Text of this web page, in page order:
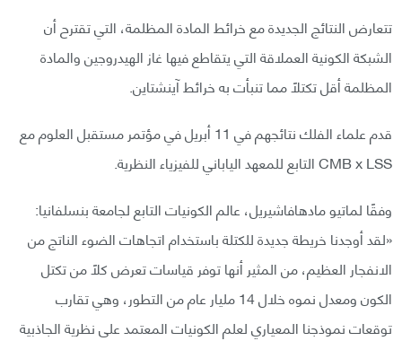
تتعارض النتائج الجديدة مع خرائط المادة المظلمة، التي تقترح أن
الشبكة الكونية العملاقة التي يتقاطع فيها غاز الهيدروجين والمادة
المظلمة أقل تكتلًا مما تنبأت به خرائط آينشتاين.
قدم علماء الفلك نتائجهم في 11 أبريل في مؤتمر مستقبل العلوم مع
CMB x LSS التابع للمعهد الياباني للفيزياء النظرية.
وفقًا لماتيو مادهافاشيريل، عالم الكونيات التابع لجامعة بنسلفانيا:
«لقد أوجدنا خريطة جديدة للكتلة باستخدام اتجاهات الضوء الناتج من
الانفجار العظيم، من المثير أنها توفر قياسات تعرض كلًا من تكتل
الكون ومعدل نموه خلال 14 مليار عام من التطور، وهي تقارب
توقعات نموذجنا المعياري لعلم الكونيات المعتمد على نظرية الجاذبية